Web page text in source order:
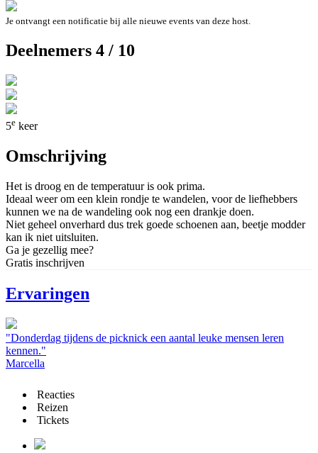
Je ontvangt een notificatie bij alle nieuwe events van deze host.
Deelnemers 4 / 10
5e keer
Omschrijving
Het is droog en de temperatuur is ook prima.
Ideaal weer om een klein rondje te wandelen, voor de liefhebbers
kunnen we na de wandeling ook nog een drankje doen.
Niet geheel onverhard dus trek goede schoenen aan, beetje modder
kan ik niet uitsluiten.
Ga je gezellig mee?
Gratis inschrijven
Ervaringen
"Donderdag tijdens de picknick een aantal leuke mensen leren
kennen."
Marcella
Reacties
Reizen
Tickets